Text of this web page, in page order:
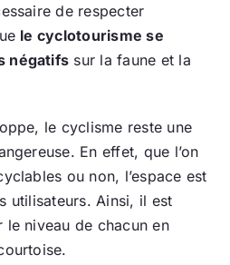
de respecter
le cyclotourisme se
négatifs sur la faune et la
le cyclisme reste une
En effet, que l’on
ou non, l’espace est
utilisateurs. Ainsi, il est
niveau de chacun en